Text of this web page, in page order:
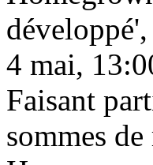
4 mai,
Faisant
sommes